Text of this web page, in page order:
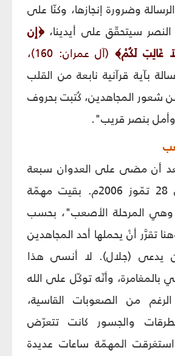
وضرورة إنجازها، وكنّا على
النصر سيتحقّق على أيدينا،﴿إِن
غَالِبَ لَكُمْ﴾(آل عمران: 160)،
بآية قرآنية نابعة من القلب
عن شعور المجاهدين، كُتبت بحروف
بنصر قريب".
بعد أن مضى على العدوان سبعة
عشر يوماً، في 28 تمّوز 2006م. بقيت مهمّة
وهي المرحلة الأصعب"، بحسب
تقرَّر أنْ يحملها أحد المجاهدين
يدعى (جلال). لا أنسى هذا
بالمغامرة، وأنّه توكّل على الله
من الصعوبات القاسية،
والجسور كانت تتعرّض
المهمّة ساعات عديدة